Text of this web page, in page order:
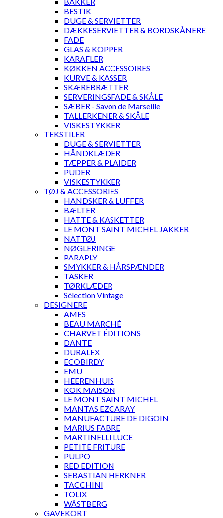
BESTIK
DUGE & SERVIETTER
DÆKKESERVIETTER & BORDSKÅNERE
FADE
GLAS & KOPPER
KARAFLER
KØKKEN ACCESSOIRES
KURVE & KASSER
SKÆREBRÆTTER
SERVERINGSFADE & SKÅLE
SÆBER - Savon de Marseille
TALLERKENER & SKÅLE
VISKESTYKKER
TEKSTILER
DUGE & SERVIETTER
HÅNDKLÆDER
TÆPPER & PLAIDER
PUDER
VISKESTYKKER
TØJ & ACCESSORIES
HANDSKER & LUFFER
BÆLTER
HATTE & KASKETTER
LE MONT SAINT MICHEL JAKKER
NATTØJ
NØGLERINGE
PARAPLY
SMYKKER & HÅRSPÆNDER
TASKER
TØRKLÆDER
Sélection Vintage
DESIGNERE
AMES
BEAU MARCHÉ
CHARVET ÉDITIONS
DANTE
DURALEX
ECOBIRDY
EMU
HEERENHUIS
KOK MAISON
LE MONT SAINT MICHEL
MANTAS EZCARAY
MANUFACTURE DE DIGOIN
MARIUS FABRE
MARTINELLI LUCE
PETITE FRITURE
PULPO
RED EDITION
SEBASTIAN HERKNER
TACCHINI
TOLIX
WÄSTBERG
GAVEKORT